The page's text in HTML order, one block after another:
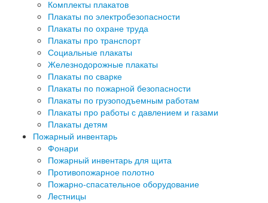
Комплекты плакатов
Плакаты по электробезопасности
Плакаты по охране труда
Плакаты про транспорт
Социальные плакаты
Железнодорожные плакаты
Плакаты по сварке
Плакаты по пожарной безопасности
Плакаты по грузоподъемным работам
Плакаты про работы с давлением и газами
Плакаты детям
Пожарный инвентарь
Фонари
Пожарный инвентарь для щита
Противопожарное полотно
Пожарно-спасательное оборудование
Лестницы